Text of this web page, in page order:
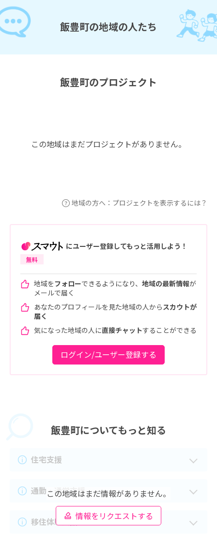
飯豊町の地域の人たち
飯豊町のプロジェクト
この地域はまだプロジェクトがありません。
地域の方へ：プロジェクトを表示するには？
にユーザー登録してもっと活用しよう！
無料
地域をフォローできるようになり、 地域の最新情報が
メールで届く
あなたのプロフィールを見た地域の人から スカウトが
届く
気になった地域の人に直接チャットすることができる
ログイン/ユーザー登録する
飯豊町についてもっと知る
この地域はまだ情報がありません。
情報をリクエストする
住宅支援
通勤・通学支援
移住体験支援